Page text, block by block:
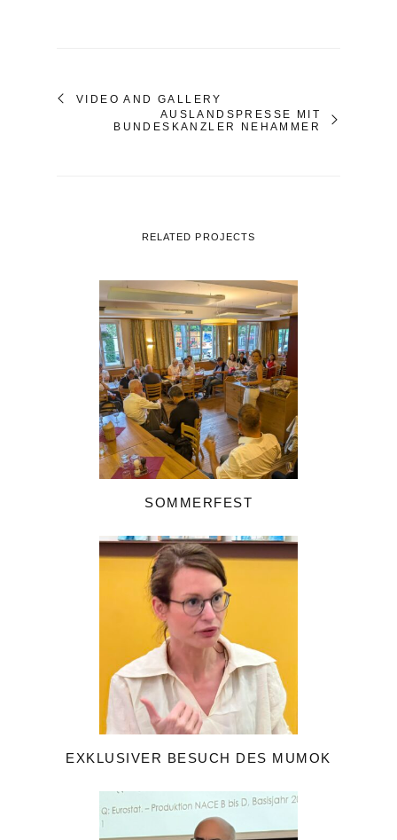
VIDEO AND GALLERY
AUSLANDSPRESSE MIT
BUNDESKANZLER NEHAMMER
RELATED PROJECTS
SOMMERFEST
EXKLUSIVER BESUCH DES MUMOK